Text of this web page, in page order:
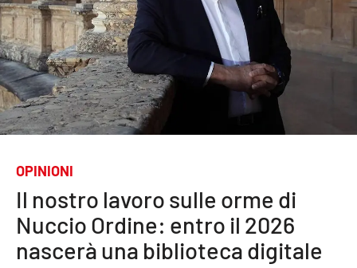
Economia e lavoro
Italia Mondo
Sanità
Sport
Cultura
Podcast
Meteo
OPINIONI
Il nostro lavoro sulle orme di
Nuccio Ordine: entro il 2026
nascerà una biblioteca digitale